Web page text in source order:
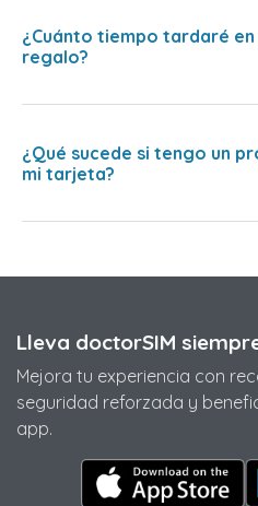
¿Cuánto tiempo tardaré
regalo?
¿Qué sucede si tengo un
mi tarjeta?
Lleva doctorSIM
Mejora tu experiencia con
seguridad reforzada y
app.